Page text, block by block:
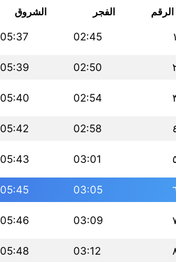
الرقم الفجر الشروق
١ 02:45
05:37
02:50
05:39
02:54
05:40
02:58
05:42
03:01
05:43
03:05
05:45
03:09
05:46
03:12
05:48